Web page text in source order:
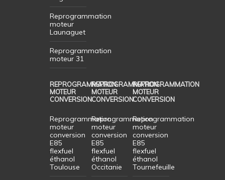
Reprogrammation
moteur
Launaguet
Reprogrammation
moteur 31
REPROGRAMMATION
MOTEUR
CONVERSION
Reprogrammation
moteur
conversion
E85
flexfuel
éthanol
Toulouse
REPROGRAMMATION
MOTEUR
CONVERSION
Reprogrammation
moteur
conversion
E85
flexfuel
éthanol
Occitanie
REPROGRAMMATION
MOTEUR
CONVERSION
Reprogrammation
moteur
conversion
E85
flexfuel
éthanol
Tournefeuille